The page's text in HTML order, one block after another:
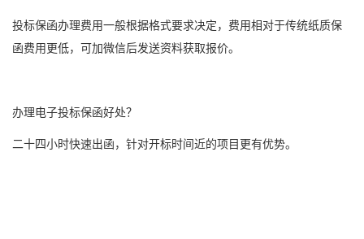
投标保函办理费用一般根据格式要求决定，费用相对于传统纸质保
函费用更低，可加微信后发送资料获取报价。
办理电子投标保函好处？
二十四小时快速出函，针对开标时间近的项目更有优势。